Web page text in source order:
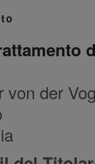
von der